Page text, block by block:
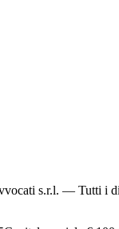
s.r.l. — Tutti i